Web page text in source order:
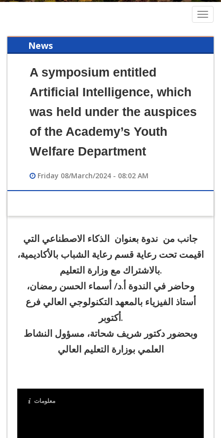
News
A symposium entitled
Artificial Intelligence, which
was held under the auspices
of the Academy’s Youth
Welfare Department
Friday 08/March/2024 - 08:02 AM
جانب من ندوة بعنوان الذكاء الاصطناعي التي
اقيمت تحت رعاية قسم رعاية الشباب بالأكاديمية،
بالاشتراك مع وزارة التعليم.
وحاضر في الندوة أ.د/ أسماء الحسن رمضان،
أستاذ الفيزياء بالمعهد التكنولوجي العالي فرع
أكتوبر.
وبحضور دكتور شريف شحاتة، مسؤول النشاط
العلمي بوزارة التعليم العالي
معلومات